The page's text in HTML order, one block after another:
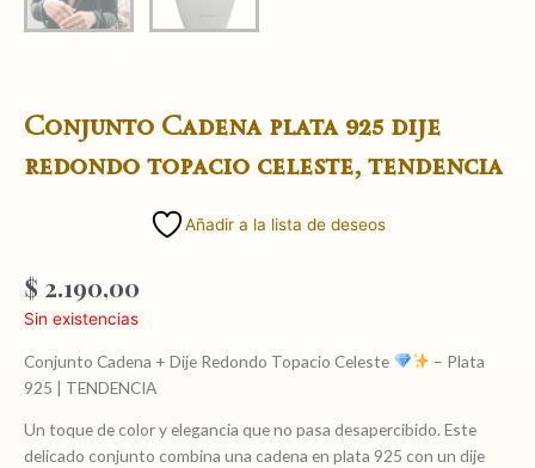
Conjunto Cadena plata 925 dije
redondo topacio celeste, tendencia
Añadir a la lista de deseos
$ 2.190,00
Sin existencias
Conjunto Cadena + Dije Redondo Topacio Celeste
– Plata
925 | TENDENCIA
Un toque de color y elegancia que no pasa desapercibido. Este
delicado conjunto combina una cadena en plata 925 con un dije